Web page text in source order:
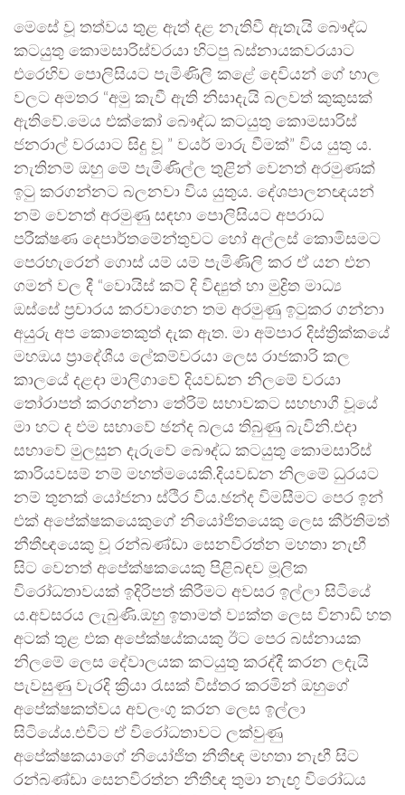
මෙසේ වූ තත්වය තුළ ඇත් දළ නැතිවී ඇතැයි බෞද්ධ
කටයුතු කොමසාරිස්වරයා හිටපු බස්නායකවරයාට
එරෙහිව පොලිසියට පැමිණිලි කළේ දෙවියන් ගේ හාල
වලට අමතර “අමු කැවී ඇති නිසාදැයි බලවත් කුකුසක්
ඇතිවේ.මෙය එක්කෝ බෞද්ධ කටයුතු කොමසාරිස්
ජනරාල් වරයාට සිදු වූ ” වයර් මාරු වීමක්” විය යුතු ය.
නැතිනම් ඔහු මේ පැමිණිල්ල තුළින් වෙනත් අරමුණක්
ඉටු කරගන්නට බලනවා විය යුතුය. දේශපාලනඥයන්
නම් වෙනත් අරමුණු සඳහා පොලිසියට අපරාධ
පරීක්ෂණ දෙපාර්තමේන්තුවට හෝ අල්ලස් කොමිසමට
පෙරහැරෙන් ගොස් යම් යම් පැමිණිලි කර ඒ යන එන
ගමන් වල දී “වොයිස් කට් දි විද්‍යුත් හා මුද්‍රිත මාධ්‍ය
ඔස්සේ ප්‍රචාරය කරවාගෙන තම අරමුණු ඉටුකර ගන්නා
අයුරු අප කොතෙකුත් දැක ඇත. මා අම්පාර දිස්ත්‍රික්කයේ
මහඔය ප්‍රාදේශීය ලේකම්වරයා ලෙස රාජකාරි කල
කාලයේ දළදා මාලිගාවේ දියවඩන නිලමේ වරයා
තෝරාපත් කරගන්නා තේරිම් සභාවකට සහභාගී වූයේ
මා හට ද එම සභාවේ ඡන්ද බලය තිබුණු බැවිනි.එදා
සභාවේ මුලසුන දැරුවේ බෞද්ධ කටයුතු කොමසාරිස්
කාරියවසම් නම් මහත්මයෙකි.දියවඩන නිලමේ ධුරයට
නම් තුනක් යෝජනා ස්ථිර විය.ඡන්ද විමසීමට පෙර ඉන්
එක් අපේක්ෂකයෙකුගේ නියෝජිතයෙකු ලෙස කීර්තිමත්
නීතීඥයෙකු වූ රන්බණ්ඩා සෙනවිරත්න මහතා නැඟී
සිට වෙනත් අපේක්ෂකයෙකු පිළිබඳව මූලික
විරෝධතාවයක් ඉදිරිපත් කිරීමට අවසර ඉල්ලා සිටියේ
ය.අවසරය ලැබුණි.ඔහු ඉතාමත් ව්‍යක්ත ලෙස විනාඩි හත
අටක් තුළ එක අපේක්ෂය්කයකු ඊට පෙර බස්නායක
නිලමේ ලෙස දේවාලයක කටයුතු කරද්දී කරන ලදැයි
පැවසුණු වැරදි ක්‍රියා රැසක් විස්තර කරමින් ඔහුගේ
අපේක්ෂකත්වය අවලංගු කරන ලෙස ඉල්ලා
සිටියේය.එවිට ඒ විරෝධතාවට ලක්වුණු
අපේක්ෂකයාගේ නියෝජිත නීතීඥ මහතා නැඟී සිට
රන්බණ්ඩා සෙනවිරත්න නීතීඥ තුමා නැඟූ විරෝධය